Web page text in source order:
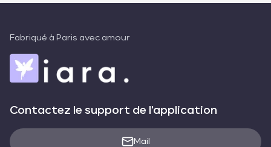
Fabriqué à Paris avec amour
Contactez le support de l'application
Mail